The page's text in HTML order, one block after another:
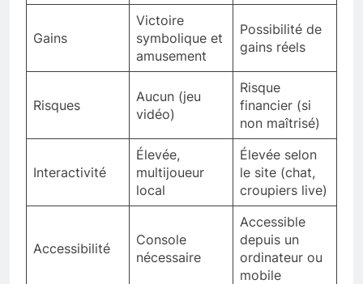
Gains
Victoire
symbolique et
amusement
Possibilité de
gains réels
Risques
Aucun (jeu
vidéo)
Risque
financier (si
non maîtrisé)
Interactivité
Élevée,
multijoueur
local
Élevée selon
le site (chat,
croupiers live)
Accessibilité
Console
nécessaire
Accessible
depuis un
ordinateur ou
mobile